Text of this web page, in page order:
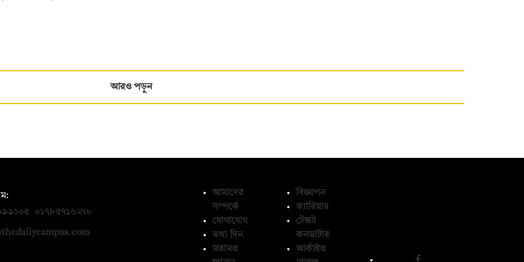
আরও পড়ুন
০১৭৮৫৭১৬২৭৮
আমাদের
সম্পর্কে
যোগাযোগ
তথ্য দিন
মতামত
বিজ্ঞাপন
ক্যারিয়ার
টেক্সট
কনভার্টার
আর্কাইভ